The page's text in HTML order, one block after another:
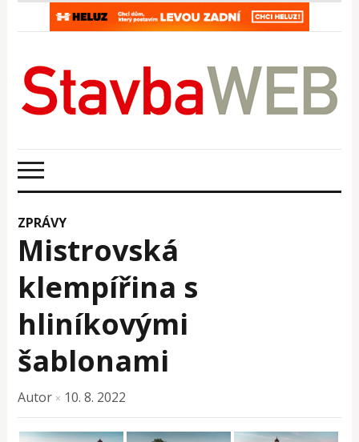
ZPRÁVY
Mistrovská
klempířina s
hliníkovými
šablonami
Autor × 10. 8. 2022